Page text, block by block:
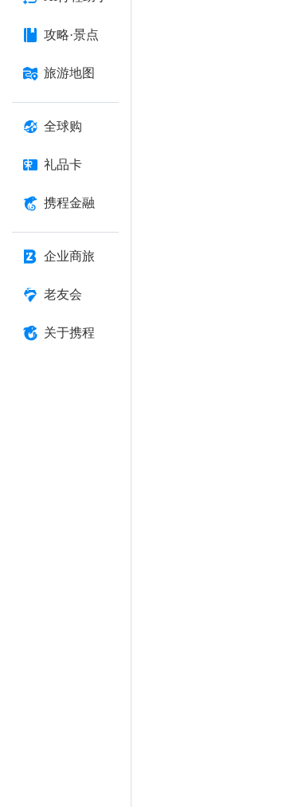
攻略·景点
旅游地图
全球购
礼品卡
携程金融
企业商旅
老友会
关于携程